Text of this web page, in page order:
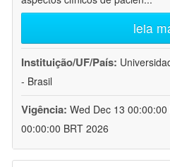
leia
Instituição/UF/País:
- Brasil
Vigência: Wed Dec 13
00:00:00 BRT 2026